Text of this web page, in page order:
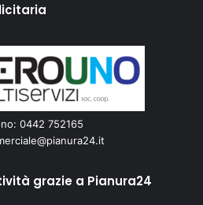
0442 752165
grazie a Pianura24